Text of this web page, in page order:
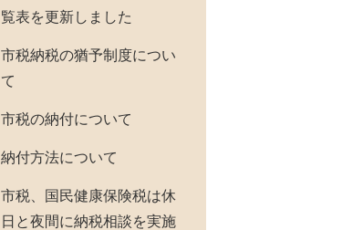
覧表を更新しました
市税納税の猶予制度につい
て
市税の納付について
納付方法について
市税、国民健康保険税は休
日と夜間に納税相談を実施